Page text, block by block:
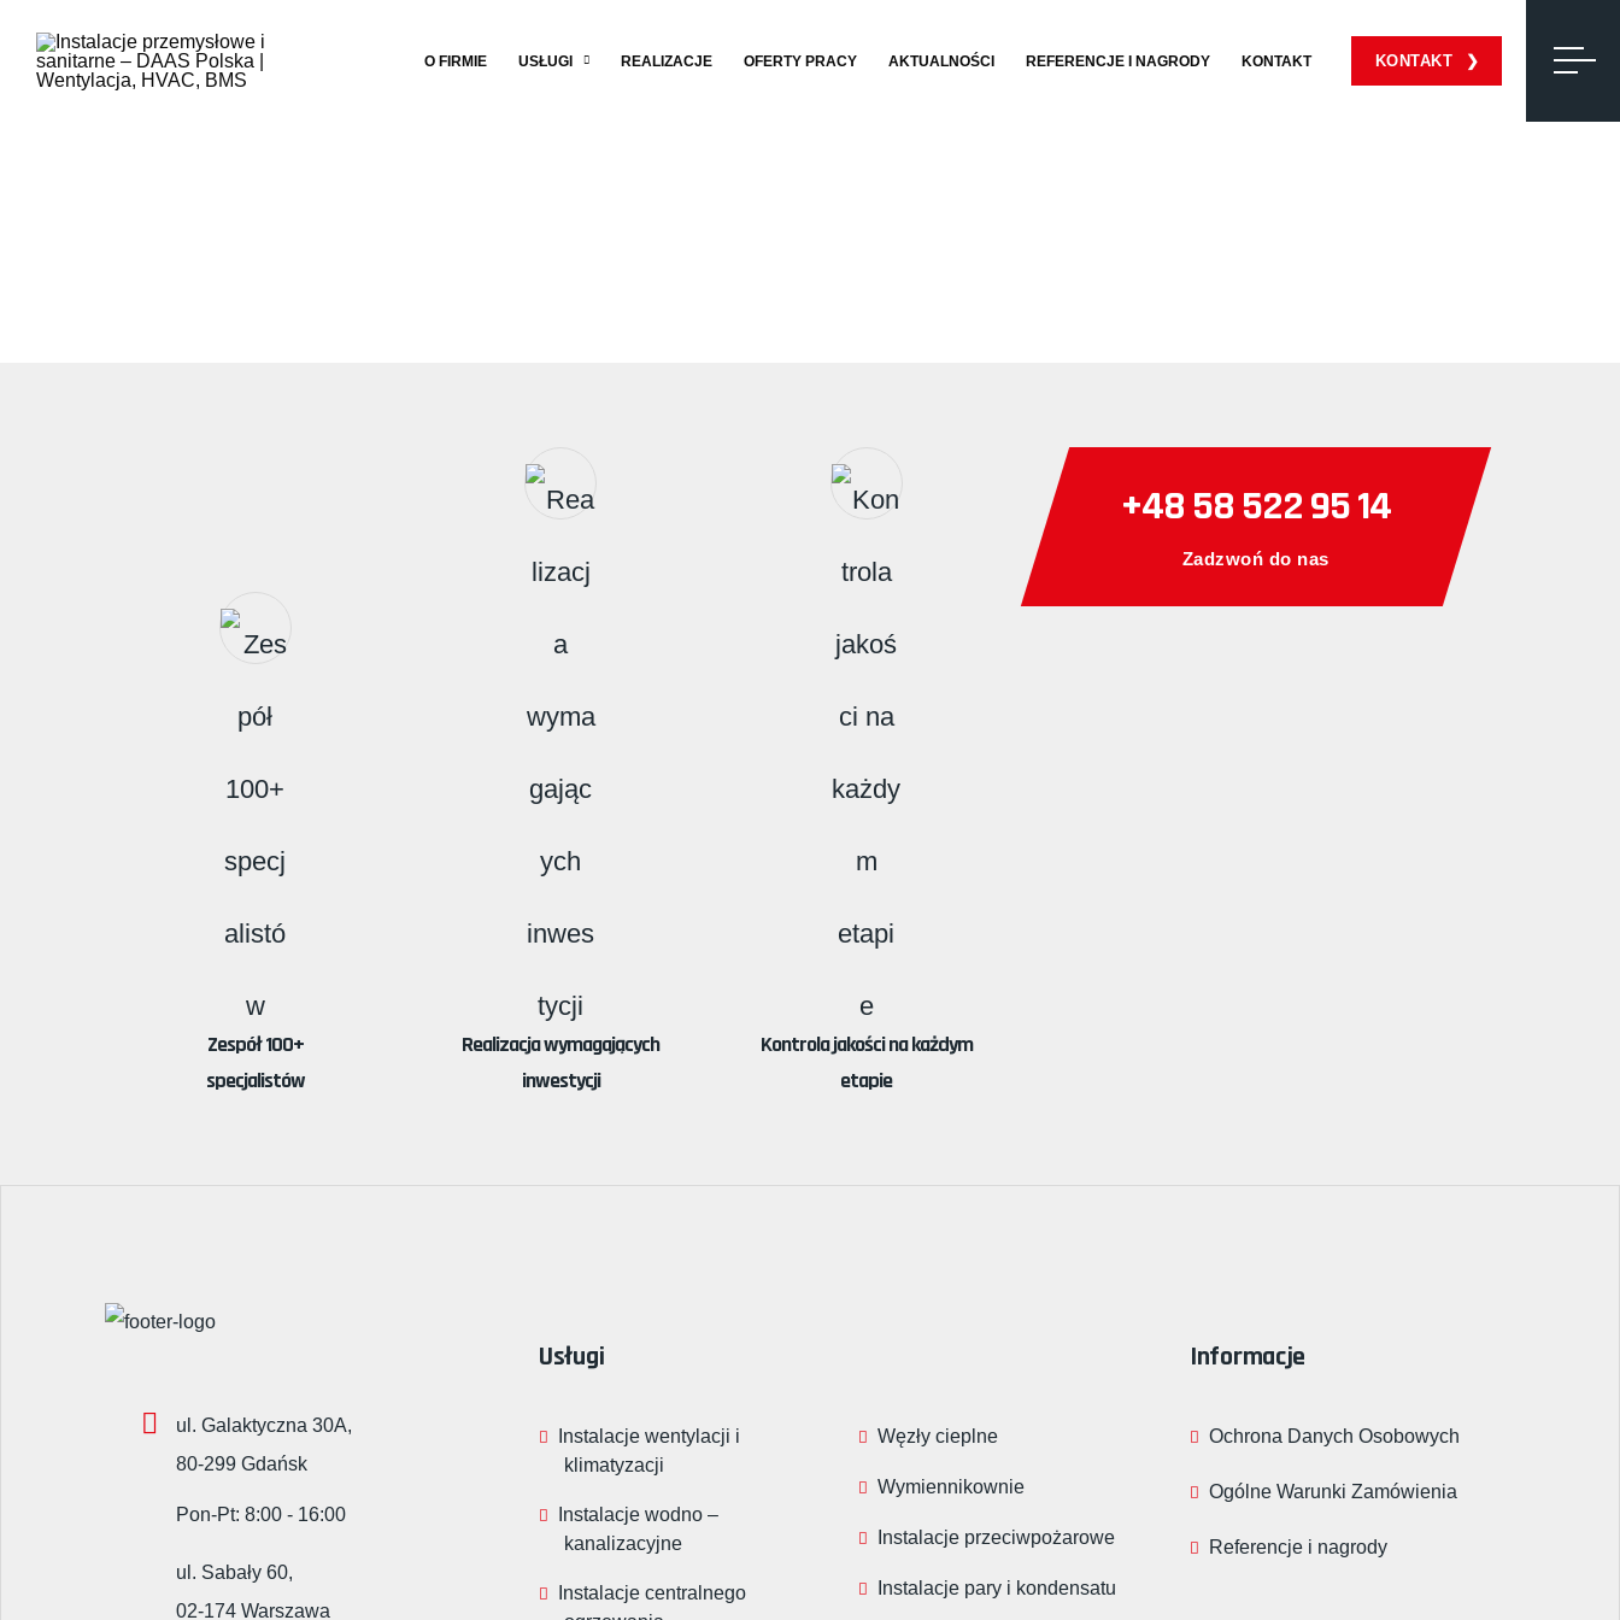
O FIRMIE USŁUGI REALIZACJE OFERTY PRACY AKTUALNOŚCI REFERENCJE I NAGRODY KONTAKT KONTAKT
Zespół 100+
specjalistów
Realizacja wymagających
inwestycji
Kontrola jakości na każdym
etapie
+48 58 522 95 14
Zadzwoń do nas
ul. Galaktyczna 30A,
80-299 Gdańsk
Pon-Pt: 8:00 - 16:00
ul. Sabały 60,
02-174 Warszawa
Usługi
Instalacje wentylacji i
klimatyzacji
Instalacje wodno –
kanalizacyjne
Instalacje centralnego
Węzły cieplne
Wymiennikownie
Instalacje przeciwpożarowe
Instalacje pary i kondensatu
Informacje
Ochrona Danych Osobowych
Ogólne Warunki Zamówienia
Referencje i nagrody